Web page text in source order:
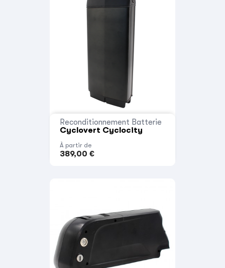
Reconditionnement Batterie
Cyclovert Cyclocity
À partir de
389,00 €